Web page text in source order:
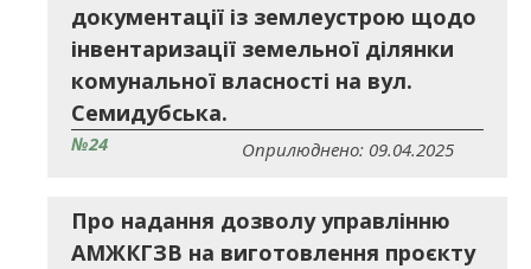
документації із землеустрою щодо
інвентаризації земельної ділянки
комунальної власності на вул.
Семидубська.
№24 Оприлюднено: 09.04.2025
Про надання дозволу управлінню
АМЖКГЗВ на виготовлення проєкту